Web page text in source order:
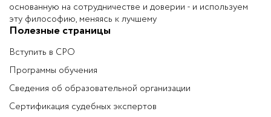
основанную на сотрудничестве и доверии - и используем
эту философию, меняясь к лучшему
Полезные страницы
Вступить в СРО
Программы обучения
Сведения об образовательной организации
Сертификация судебных экспертов